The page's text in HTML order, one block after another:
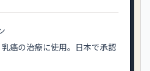
癌の治療に使用。日本で承認